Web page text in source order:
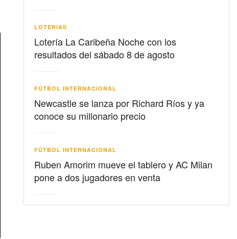
LOTERIAS
Lotería La Caribeña Noche con los
resultados del sábado 8 de agosto
FÚTBOL INTERNACIONAL
Newcastle se lanza por Richard Ríos y ya
conoce su millonario precio
FÚTBOL INTERNACIONAL
Ruben Amorim mueve el tablero y AC Milan
pone a dos jugadores en venta